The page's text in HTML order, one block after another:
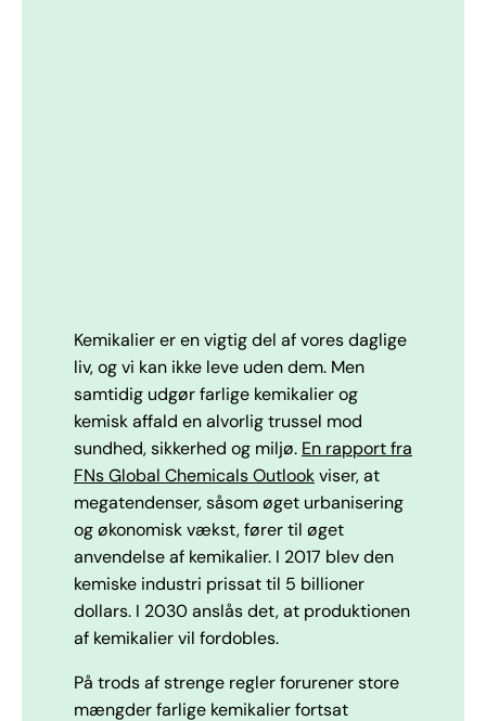
Kemikalier er en vigtig del af vores daglige
liv, og vi kan ikke leve uden dem. Men
samtidig udgør farlige kemikalier og
kemisk affald en alvorlig trussel mod
sundhed, sikkerhed og miljø. En rapport fra
FNs Global Chemicals Outlook viser, at
megatendenser, såsom øget urbanisering
og økonomisk vækst, fører til øget
anvendelse af kemikalier. I 2017 blev den
kemiske industri prissat til 5 billioner
dollars. I 2030 anslås det, at produktionen
af ​​kemikalier vil fordobles.
På trods af strenge regler forurener store
mængder farlige kemikalier fortsat